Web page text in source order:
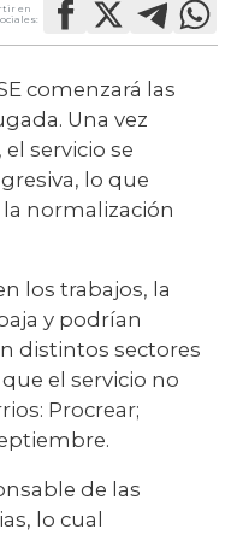
en
comenzará las
Una vez
servicio se
lo que
normalización
los trabajos, la
y podrían
distintos sectores
el servicio no
Procrear;
de las
lo cual